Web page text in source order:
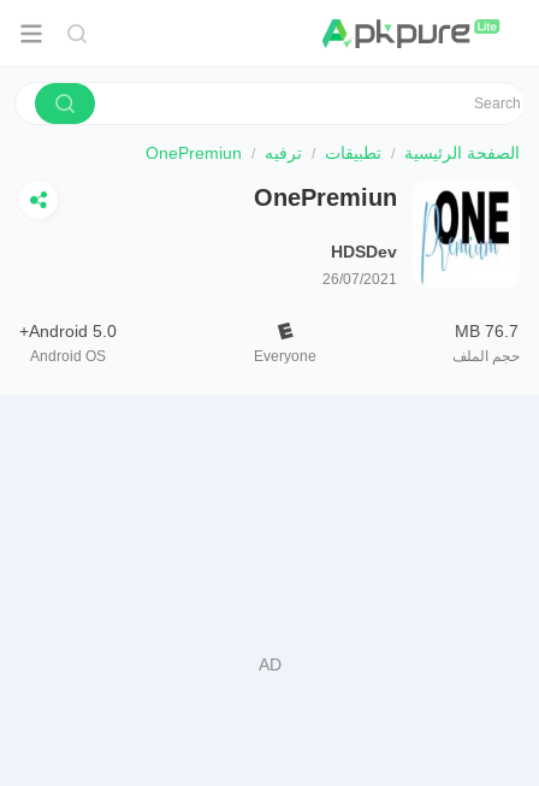
الصفحة الرئيسية تطبيقات ترفيه OnePremiun
OnePremiun
HDSDev
26/07/2021
76.7 MB
حجم الملف Everyone
Android 5.0+
Android OS